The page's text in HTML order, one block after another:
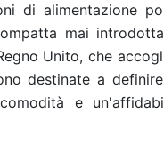
di alimentazione
mai
Unito, che
destinate a
e